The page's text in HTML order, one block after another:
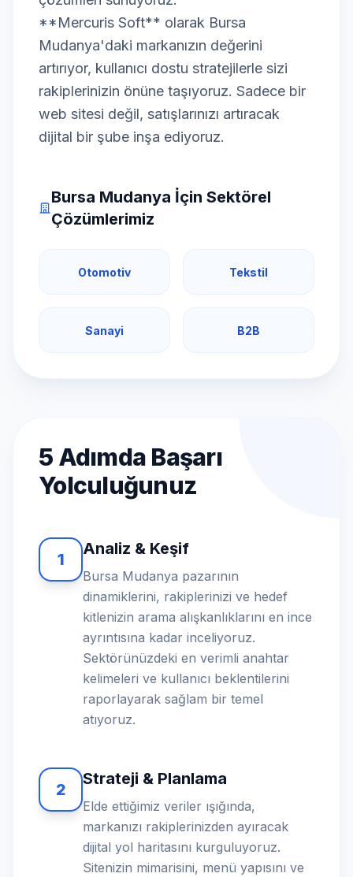
**Mercuris Soft** olarak Bursa
Mudanya'daki markanızın değerini
artırıyor, kullanıcı dostu stratejilerle sizi
rakiplerinizin önüne taşıyoruz. Sadece bir
web sitesi değil, satışlarınızı artıracak
dijital bir şube inşa ediyoruz.
Bursa Mudanya İçin Sektörel
Çözümlerimiz
Otomotiv Tekstil
Sanayi B2B
5 Adımda Başarı
Yolculuğunuz
1
Analiz & Keşif
Bursa Mudanya pazarının
dinamiklerini, rakiplerinizi ve hedef
kitlenizin arama alışkanlıklarını en ince
ayrıntısına kadar inceliyoruz.
Sektörünüzdeki en verimli anahtar
kelimeleri ve kullanıcı beklentilerini
raporlayarak sağlam bir temel
atıyoruz.
2
Strateji & Planlama
Elde ettiğimiz veriler ışığında,
markanızı rakiplerinizden ayıracak
dijital yol haritasını kurguluyoruz.
Sitenizin mimarisini, menü yapısını ve